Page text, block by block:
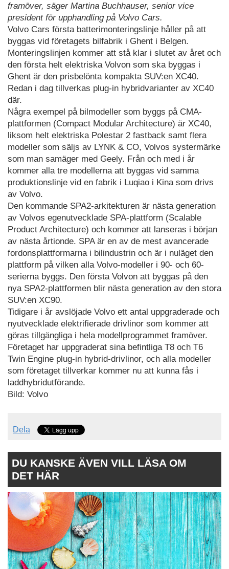
framöver, säger Martina Buchhauser, senior vice
president för upphandling på Volvo Cars.
Volvo Cars första batterimonteringslinje håller på att
byggas vid företagets bilfabrik i Ghent i Belgen.
Monteringslinjen kommer att stå klar i slutet av året och
den första helt elektriska Volvon som ska byggas i
Ghent är den prisbelönta kompakta SUV:en XC40.
Redan i dag tillverkas plug-in hybridvarianter av XC40
där.
Några exempel på bilmodeller som byggs på CMA-
plattformen (Compact Modular Architecture) är XC40,
liksom helt elektriska Polestar 2 fastback samt flera
modeller som säljs av LYNK & CO, Volvos systermärke
som man samäger med Geely. Från och med i år
kommer alla tre modellerna att byggas vid samma
produktionslinje vid en fabrik i Luqiao i Kina som drivs
av Volvo.
Den kommande SPA2-arkitekturen är nästa generation
av Volvos egenutvecklade SPA-plattform (Scalable
Product Architecture) och kommer att lanseras i början
av nästa årtionde. SPA är en av de mest avancerade
fordonsplattformarna i bilindustrin och är i nuläget den
plattform på vilken alla Volvo-modeller i 90- och 60-
serierna byggs. Den första Volvon att byggas på den
nya SPA2-plattformen blir nästa generation av den stora
SUV:en XC90.
Tidigare i år avslöjade Volvo ett antal uppgraderade och
nyutvecklade elektrifierade drivlinor som kommer att
göras tillgängliga i hela modellprogrammet framöver.
Företaget har uppgraderat sina befintliga T8 och T6
Twin Engine plug-in hybrid-drivlinor, och alla modeller
som företaget tillverkar kommer nu att kunna fås i
laddhybridutförande.
Bild: Volvo
Dela
DU KANSKE ÄVEN VILL LÄSA OM
DET HÄR